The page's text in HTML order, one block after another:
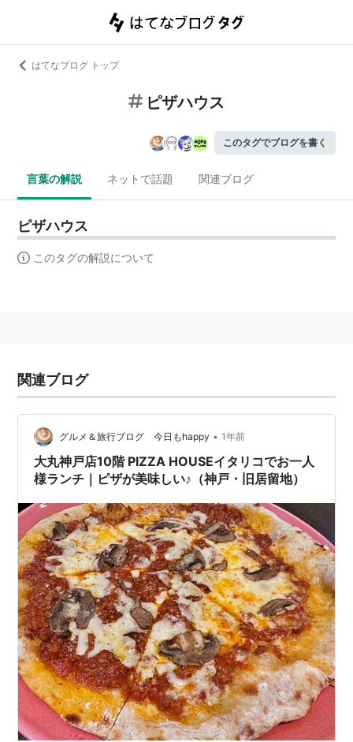
はてなブログ トップ
ピザハウス
このタグでブログを書く
言葉の解説 ネットで話題 関連ブログ
ピザハウス
このタグの解説について
関連ブログ
グルメ＆旅行ブログ 今日もhappy • 1年前
大丸神戸店10階 PIZZA HOUSEイタリコでお一人
様ランチ｜ピザが美味しい♪（神戸・旧居留地）